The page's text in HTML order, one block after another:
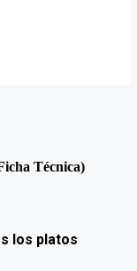
Técnica)
los platos